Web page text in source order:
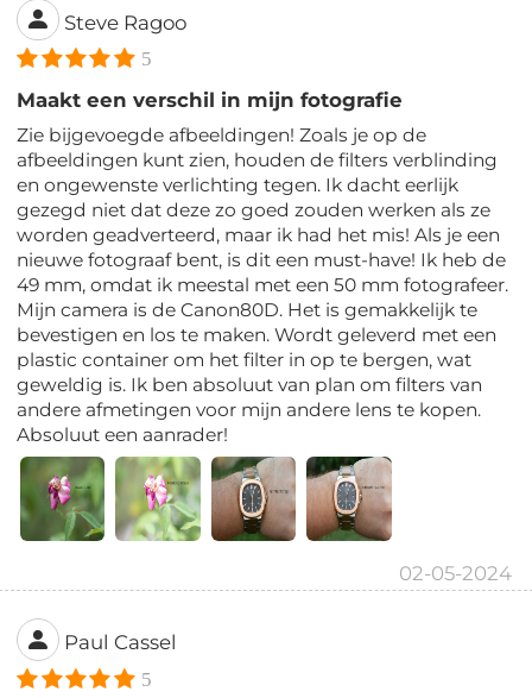
Steve Ragoo
5
Maakt een verschil in mijn fotografie
Zie bijgevoegde afbeeldingen! Zoals je op de
afbeeldingen kunt zien, houden de filters verblinding
en ongewenste verlichting tegen. Ik dacht eerlijk
gezegd niet dat deze zo goed zouden werken als ze
worden geadverteerd, maar ik had het mis! Als je een
nieuwe fotograaf bent, is dit een must-have! Ik heb de
49 mm, omdat ik meestal met een 50 mm fotografeer.
Mijn camera is de Canon80D. Het is gemakkelijk te
bevestigen en los te maken. Wordt geleverd met een
plastic container om het filter in op te bergen, wat
geweldig is. Ik ben absoluut van plan om filters van
andere afmetingen voor mijn andere lens te kopen.
Absoluut een aanrader!
02-05-2024
Paul Cassel
5